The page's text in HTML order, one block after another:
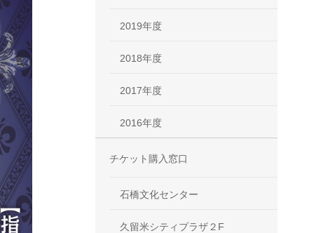
2019年度
2018年度
2017年度
2016年度
チケット購入窓口
石橋文化センター
久留米シティプラザ２F